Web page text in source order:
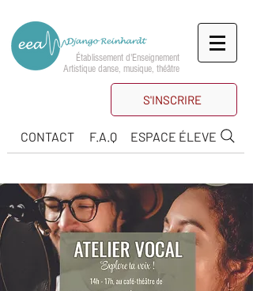
Établissement d'Enseignement
Artistique danse, musique, théâtre
S'INSCRIRE
CONTACT F.A.Q ESPACE ÉLEVE